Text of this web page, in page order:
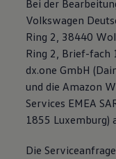
Bei der
Volkswagen
Ring 2, 38440
Ring 2, Brief-fach
dx.one GmbH
und die Amazon
Services EMEA
1855 Luxemburg)
Die